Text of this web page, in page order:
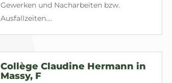
Gewerken und Nacharbeiten bzw.
Ausfallzeiten....
Collège Claudine Hermann in
Massy, F